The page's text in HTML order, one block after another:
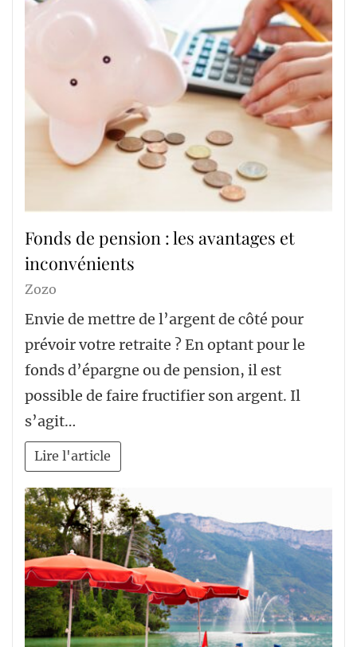
Fonds de pension : les avantages et
inconvénients
Zozo
Envie de mettre de l’argent de côté pour
prévoir votre retraite ? En optant pour le
fonds d’épargne ou de pension, il est
possible de faire fructifier son argent. Il
s’agit…
Lire l'article